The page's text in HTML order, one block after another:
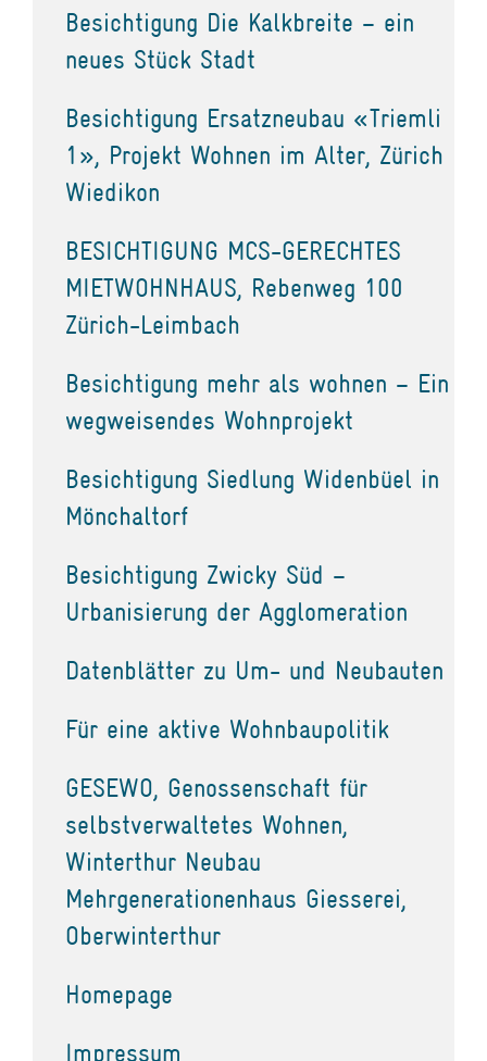
Besichtigung Die Kalkbreite – ein
neues Stück Stadt
Besichtigung Ersatzneubau «Triemli
1», Projekt Wohnen im Alter, Zürich
Wiedikon
BESICHTIGUNG MCS-GERECHTES
MIETWOHNHAUS, Rebenweg 100
Zürich-Leimbach
Besichtigung mehr als wohnen – Ein
wegweisendes Wohnprojekt
Besichtigung Siedlung Widenbüel in
Mönchaltorf
Besichtigung Zwicky Süd –
Urbanisierung der Agglomeration
Datenblätter zu Um- und Neubauten
Für eine aktive Wohnbaupolitik
GESEWO, Genossenschaft für
selbstverwaltetes Wohnen,
Winterthur Neubau
Mehrgenerationenhaus Giesserei,
Oberwinterthur
Homepage
Impressum